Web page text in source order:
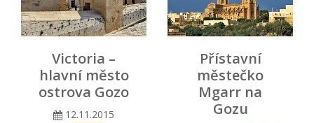
Victoria –
hlavní město
ostrova Gozo
12.11.2015
Přístavní
městečko
Mgarr na
Gozu